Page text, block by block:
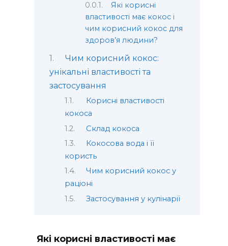
Які корисні
властивості має кокос і
чим корисний кокос для
здоров’я людини?
Чим корисний кокос:
унікальні властивості та
застосування
Корисні властивості
кокоса
Склад кокоса
Кокосова вода і її
користь
Чим корисний кокос у
раціоні
Застосування у кулінарії
Які корисні властивості має